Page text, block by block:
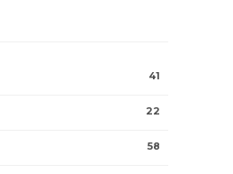
41
22
58